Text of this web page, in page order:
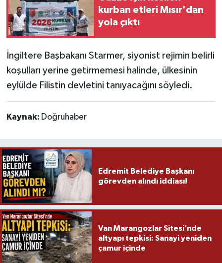
kurban etleri Mısır'dan
yola çıktı
İngiltere Başbakanı Starmer, siyonist rejimin belirli
koşulları yerine getirmemesi halinde, ülkesinin
eylülde Filistin devletini tanıyacağını söyledi.
Kaynak: Doğruhaber
Edremit Belediye Başkanı
görevden alındı iddiası!
Van Marangozlar Sitesi’nde
altyapı tepkisi: Sanayi yeniden
çamur içinde